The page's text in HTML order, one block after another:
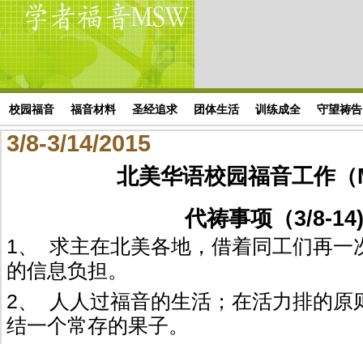
Skip to main content
搜索表单
校园福音 福音材料 圣经追求 团体生活 训练成全 守望祷告
3/8-3/14/2015
北美华语校园福音工作（
代祷事项（3/8-14)
1、 求主在北美各地， 借着同工们再一
的信息负担。
2、 人人过福音的生活；在活力排的原
结一个常存的果子。